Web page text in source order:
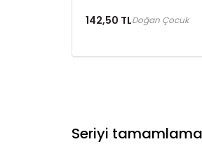
142,50 TLDoğan Çocuk
Seriyi